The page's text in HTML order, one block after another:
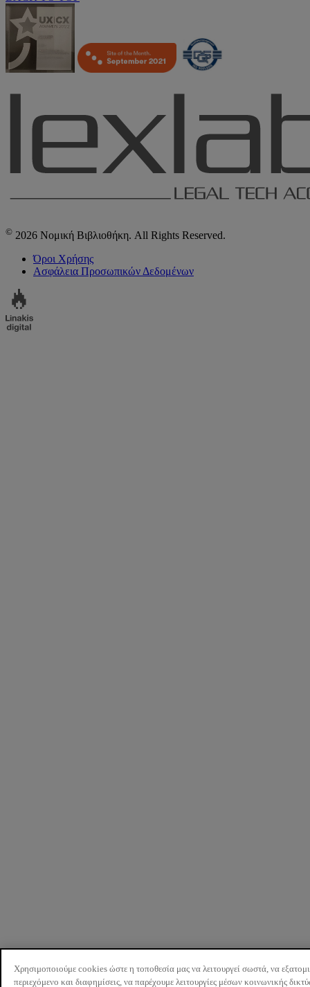
© 2026 Νομική Βιβλιοθήκη. All Rights Reserved.
Όροι Χρήσης
Ασφάλεια Προσωπικών Δεδομένων
Χρησιμοποιούμε cookies ώστε η τοποθεσία μας να λειτουργεί σωστά, να
περιεχόμενο και διαφημίσεις, να παρέχουμε λειτουργίες μέσων κοινωνικής